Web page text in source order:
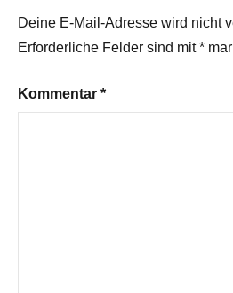
Deine E-Mail-Adresse wird nicht
Erforderliche Felder sind mit*
Kommentar *